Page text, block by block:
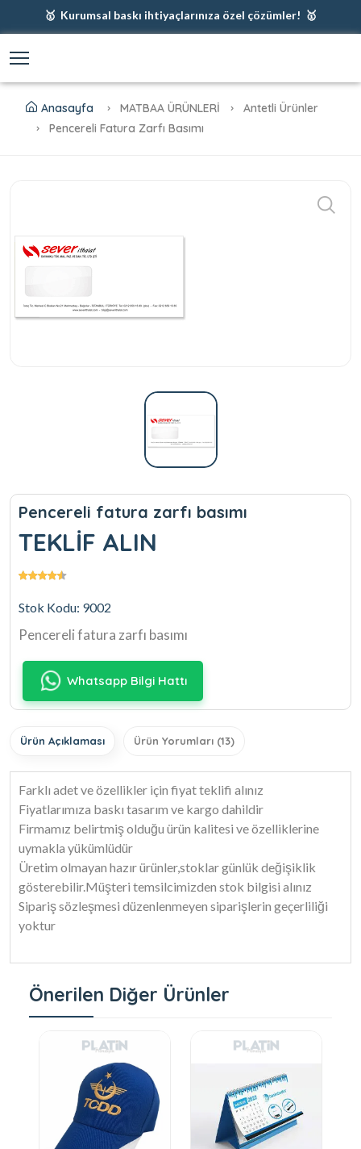
🥇 Kurumsal baskı ihtiyaçlarınıza özel çözümler! 🥇
🥇 Fiyatlarımıza baskı ve kargo dahildir! 🥇
Anasayfa MATBAA ÜRÜNLERİ
Antetli Ürünler
Pencereli Fatura Zarfı Basımı
Pencereli fatura zarfı basımı
TEKLİF ALIN
Stok Kodu: 9002
Pencereli fatura zarfı basımı
Whatsapp Bilgi Hattı
Ürün Açıklaması Ürün Yorumları (13)
Farklı adet ve özellikler için fiyat teklifi alınız
Fiyatlarımıza baskı tasarım ve kargo dahildir
Firmamız belirtmiş olduğu ürün kalitesi ve özelliklerine
uymakla yükümlüdür
Üretim olmayan hazır ürünler,stoklar günlük değişiklik
gösterebilir.Müşteri temsilcimizden stok bilgisi alınız
Sipariş sözleşmesi düzenlenmeyen siparişlerin geçerliliği
yoktur
Önerilen Diğer Ürünler